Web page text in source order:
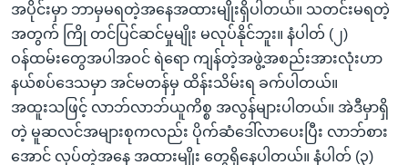
အပိုင်းမှာ ဘာမှမရတဲ့အနေအထားမျိုးရှိပါတယ်။ သတင်းမရတဲ့
အတွက် ကြို တင်ပြင်ဆင်မှုမျိုး မလုပ်နိုင်ဘူး။ နံပါတ် (၂)
ဝန်ထမ်းတွေအပါအဝင် ရဲရော ကျန်တဲ့အဖွဲ့အစည်းအားလုံးဟာ
နယ်စပ်ဒေသမှာ အင်မတန်မှ ထိန်းသိမ်းရ ခက်ပါတယ်။
အထူးသဖြင့် လာဘ်လာဘ်ယူကိစ္စ အလွန်များပါတယ်။ အဲဒီမှာရှိ
တဲ့ မူဆလင်အများစုကလည်း ပိုက်ဆံဒေါ်လာပေးပြီး လာဘ်စား
အောင် လုပ်တဲ့အနေ အထားမျိုး တွေရှိနေပါတယ်။ နံပါတ် (၃)